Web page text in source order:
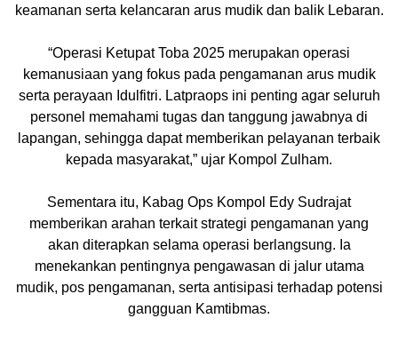
keamanan serta kelancaran arus mudik dan balik Lebaran.
“Operasi Ketupat Toba 2025 merupakan operasi
kemanusiaan yang fokus pada pengamanan arus mudik
serta perayaan Idulfitri. Latpraops ini penting agar seluruh
personel memahami tugas dan tanggung jawabnya di
lapangan, sehingga dapat memberikan pelayanan terbaik
kepada masyarakat,” ujar Kompol Zulham.
Sementara itu, Kabag Ops Kompol Edy Sudrajat
memberikan arahan terkait strategi pengamanan yang
akan diterapkan selama operasi berlangsung. Ia
menekankan pentingnya pengawasan di jalur utama
mudik, pos pengamanan, serta antisipasi terhadap potensi
gangguan Kamtibmas.